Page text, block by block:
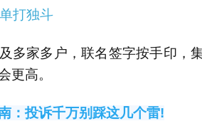
打独斗
家多户，联名签字按手印，
更高。
：投诉千万别踩这几个雷!